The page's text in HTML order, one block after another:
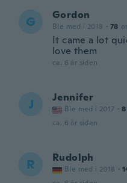
G Gordon
Ble med i 2018 · 78
It came a lot
love them
ca. 6 år siden
J Jennifer
Ble med i 2017 · 8
ca. 6 år siden
R Rudolph
Ble med i 2018 ·